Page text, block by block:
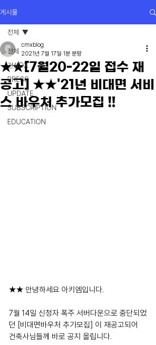
게시물
전체
건설DX
PRESS
UPDATE
SUBSCRIPTION
EDUCATION
전체
★★[7월20-22일 접수 재
공고] ★★ '21년 비대면 서비
스 바우처 추가모집 !!
cmxblog
2021년 7월 17일 1분 분량
★★ 안녕하세요 아키엠입니다.
7월 14일 신청자 폭주 서버다운으로 중단되었
던 [비대면바우처 추가모집] 이 재공고되어
건축사님들께 바로 공지 올립니다.